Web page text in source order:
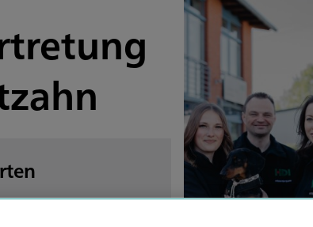
2195 9298670
Bockhackerstraße 1